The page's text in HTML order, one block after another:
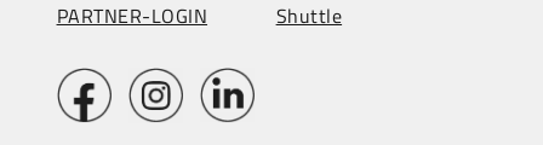
PARTNER-LOGIN
Shuttle